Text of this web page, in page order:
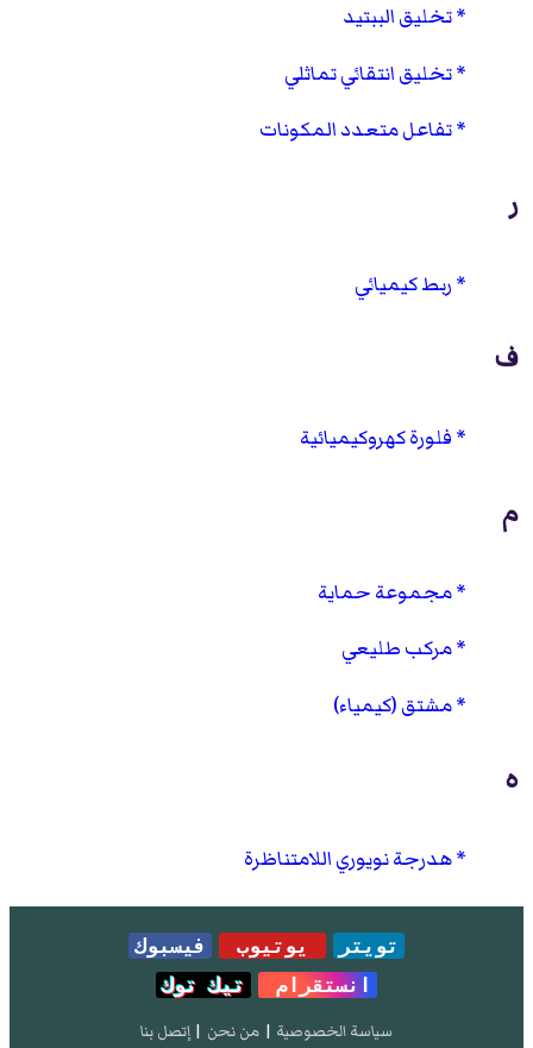
تخليق الببتيد
تخليق انتقائي تماثلي
تفاعل متعدد المكونات
ر
ربط كيميائي
ف
فلورة كهروكيميائية
م
مجموعة حماية
مركب طليعي
مشتق (كيمياء)
ه
هدرجة نويوري اللامتناظرة
تويتر يوتيوب
فيسبوك
انستقرام
تيك توك
سياسة الخصوصية | من نحن | إتصل بنا